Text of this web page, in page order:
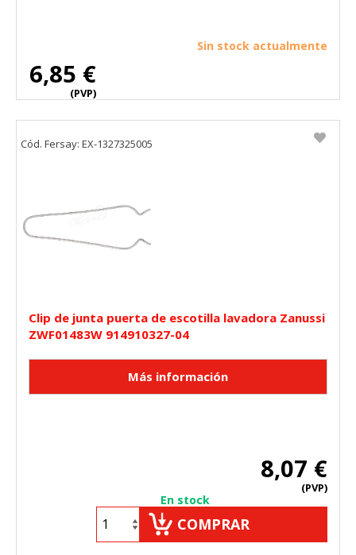
6,85 €
(PVP)
Sin stock actualmente
Clip de junta puerta de escotilla lavadora Zanussi
ZWF01483W 914910327-04
8,07 €
(PVP)
En stock
COMPRAR
Cód. Fersay: EX-1327325005